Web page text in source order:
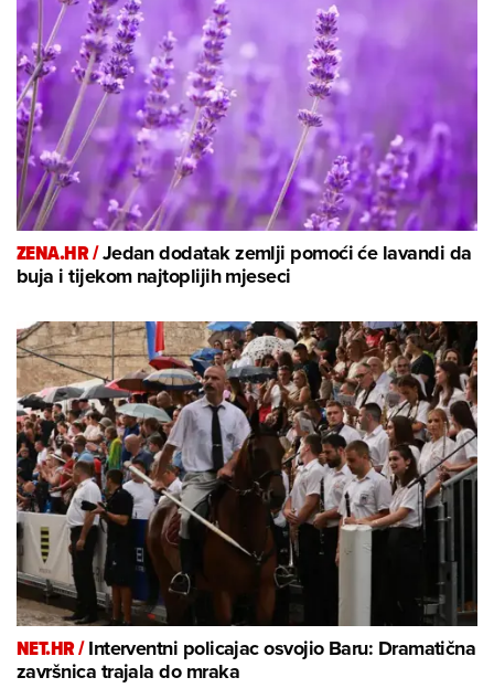
ZENA.HR /Jedan dodatak zemlji pomoći će lavandi da
buja i tijekom najtoplijih mjeseci
NET.HR /Interventni policajac osvojio Baru: Dramatična
završnica trajala do mraka